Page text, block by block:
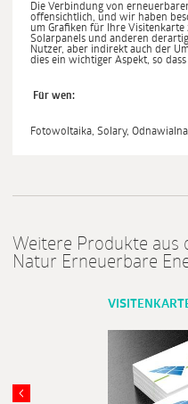
Die Verbindung von
offensichtlich, und wir haben
um Grafiken für Ihre
Solarpanels und anderen
Nutzer, aber indirekt auch der
dies ein wichtiger Aspekt, so
Für wen:
Fotowoltaika, Solary,
Weitere Produkte aus
Natur Erneuerbare